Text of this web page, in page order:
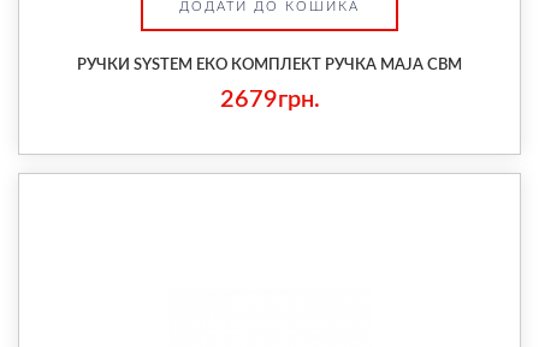
ДОДАТИ ДО КОШИКА
РУЧКИ SYSTEM ЕКО КОМПЛЕКТ РУЧКА MAJA CBM
2679грн.